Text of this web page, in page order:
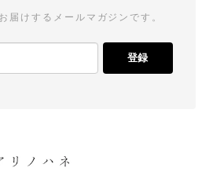
届けするメールマガジンです。
登録